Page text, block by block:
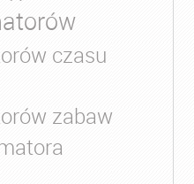
czasu
zabaw